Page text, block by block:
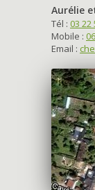
Aurélie
Tél : 03 22
Mobile :
Email :